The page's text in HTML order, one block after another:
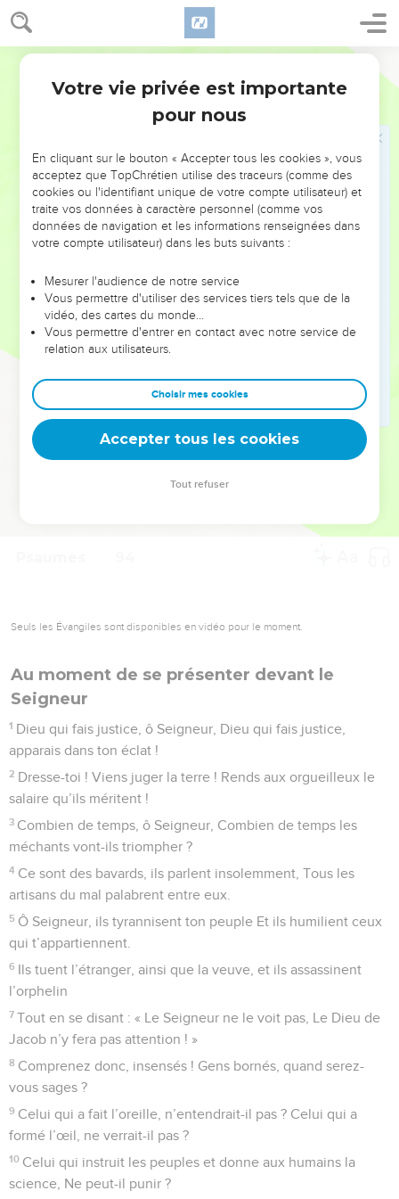
NE MANQUEZ PAS L’ÉVÉNEMENT
DE L’ANNÉE !
ET SI LEURS ERREURS POUVAIENT VOUS ÉVITER LES
VOTRES ?
leur foi ou leur vision. Mais on voit moins les doutes, les erreurs
et les saisons difficiles qu'ils ont traversés, alors même que ce
sont elles qui les ont façonnés.
Dans cette conférence, leaders, entrepreneurs, et responsables
clés pour avancer avec plus de sagesse afin que leurs erreurs
deviennent vos tremplins. Que vous guidiez un ministère, une
équipe, un groupe ou une famille, leur expérience est faite
Seuls les Évangiles sont disponibles en vidéo pour le moment.
Au moment de se présenter devant le
Seigneur
1 Dieu qui fais justice, ô Seigneur, Dieu qui fais justice,
apparais dans ton éclat !
2 Dresse-toi ! Viens juger la terre ! Rends aux orgueilleux le
salaire qu’ils méritent !
3 Combien de temps, ô Seigneur, Combien de temps les
méchants vont-ils triompher ?
4 Ce sont des bavards, ils parlent insolemment, Tous les
artisans du mal palabrent entre eux.
5 Ô Seigneur, ils tyrannisent ton peuple Et ils humilient ceux
qui t’appartiennent.
6 Ils tuent l’étranger, ainsi que la veuve, et ils assassinent
l’orphelin
7 Tout en se disant : « Le Seigneur ne le voit pas, Le Dieu de
Jacob n’y fera pas attention ! »
8 Comprenez donc, insensés ! Gens bornés, quand serez-
vous sages ?
9 Celui qui a fait l’oreille, n’entendrait-il pas ? Celui qui a
formé l’œil, ne verrait-il pas ?
10 Celui qui instruit les peuples et donne aux humains la
science, Ne peut-il punir ?
Votre vie privée est importante
pour nous
En cliquant sur le bouton « Accepter tous les cookies », vous
acceptez que TopChrétien utilise des traceurs (comme des
cookies ou l'identifiant unique de votre compte utilisateur) et
traite vos données à caractère personnel (comme vos
données de navigation et les informations renseignées dans
votre compte utilisateur) dans les buts suivants :
Mesurer l'audience de notre service
Vous permettre d'utiliser des services tiers tels que de la
vidéo, des cartes du monde…
Vous permettre d'entrer en contact avec notre service de
relation aux utilisateurs.
Choisir mes cookies
Accepter tous les cookies
Tout refuser